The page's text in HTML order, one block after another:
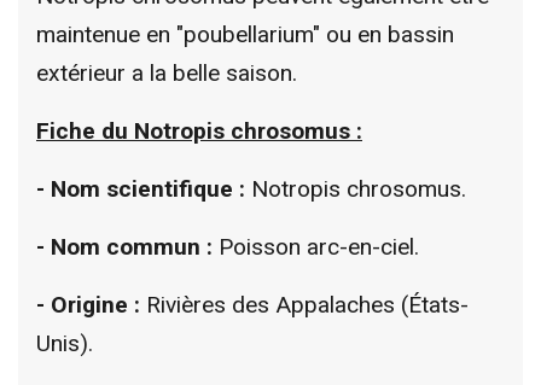
maintenue en "poubellarium" ou en bassin
extérieur a la belle saison.
Fiche du Notropis chrosomus :
- Nom scientifique : Notropis chrosomus.
- Nom commun : Poisson arc-en-ciel.
- Origine : Rivières des Appalaches (États-
Unis).